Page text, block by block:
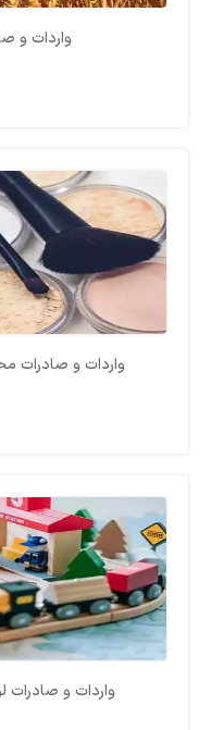
واردات و
واردات و صادرات
واردات و صادرات